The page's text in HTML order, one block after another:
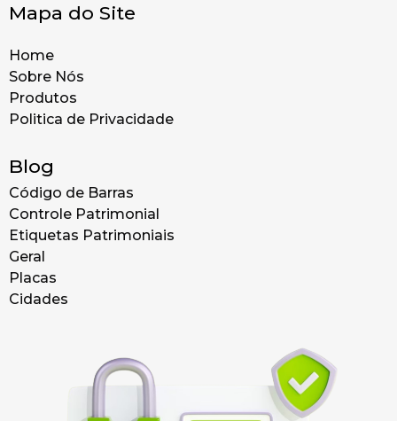
Mapa do Site
Home
Sobre Nós
Produtos
Politica de Privacidade
Blog
Código de Barras
Controle Patrimonial
Etiquetas Patrimoniais
Geral
Placas
Cidades